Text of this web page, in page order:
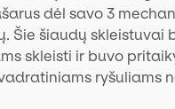
dėl savo 3
Šie šiaudų skleistuvai
skleisti ir buvo
ryšuliams